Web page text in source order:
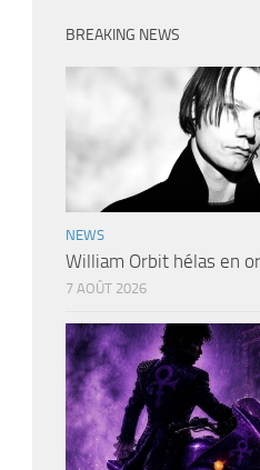
BREAKING NEWS
NEWS
William Orbit hélas en
7 AOÛT 2026